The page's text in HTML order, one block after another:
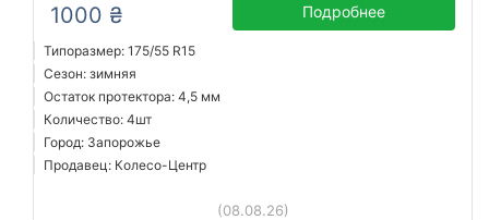
1000 ₴ Подробнее
Типоразмер: 175/55 R15
Сезон: зимняя
Остаток протектора: 4,5 мм
Количество: 4шт
Город: Запорожье
Продавец: Колесо-Центр
(08.08.26)